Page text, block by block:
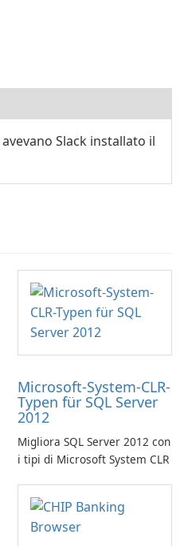
avevano Slack installato il
Microsoft-System-CLR-
Typen für SQL Server
2012
Migliora SQL Server 2012 con
i tipi di Microsoft System CLR